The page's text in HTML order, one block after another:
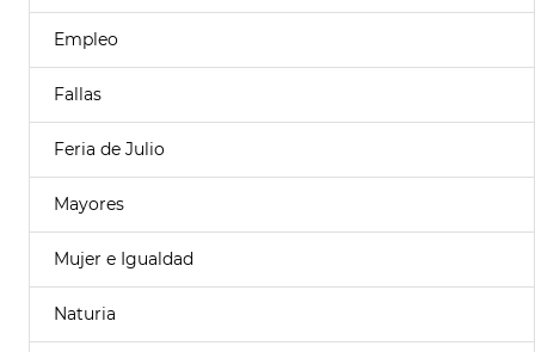
Empleo
Fallas
Feria de Julio
Mayores
Mujer e Igualdad
Naturia